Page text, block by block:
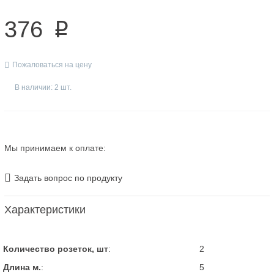
376 p
Пожаловаться на цену
В наличии: 2 шт.
Мы принимаем к оплате:
Задать вопрос по продукту
Характеристики
Количество розеток, шт:
2
Длина м.:
5